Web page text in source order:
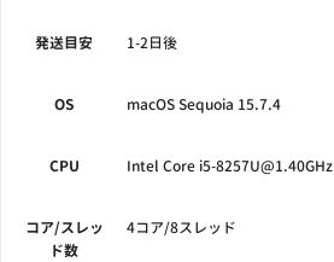
発送目安 1-2日後
OS macOS Sequoia 15.7.4
CPU Intel Core i5-8257U@1.40GHz
コア/スレッ
ド数
4コア/8スレッド